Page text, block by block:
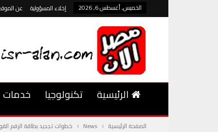
الخميس, أغسطس 6, 2026 إخلاء المسؤولية عن
الرئيسية تكنولوجيا خدمات
الصفحة الرئيسية News خطوات تجديد بطاقة الرقم